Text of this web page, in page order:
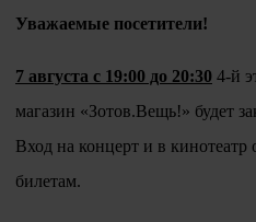
Уважаемые посетители!
7 августа с 19:00 до 20:30 4-й
магазин «Зотов.Вещь!» будет
Вход на концерт и в кинотеатр
билетам.